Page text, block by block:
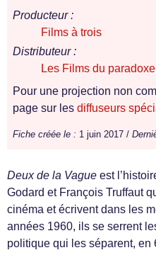
Producteur :
Films à trois
Distributeur :
Les Films du paradoxe
Pour une projection non
page sur les diffuseurs
Fiche créée le : 1 juin 2017 /
Deux de la Vague est
Godard et François Truffaut
cinéma et écrivent dans les
années 1960, ils se serrent
politique qui les séparent, en